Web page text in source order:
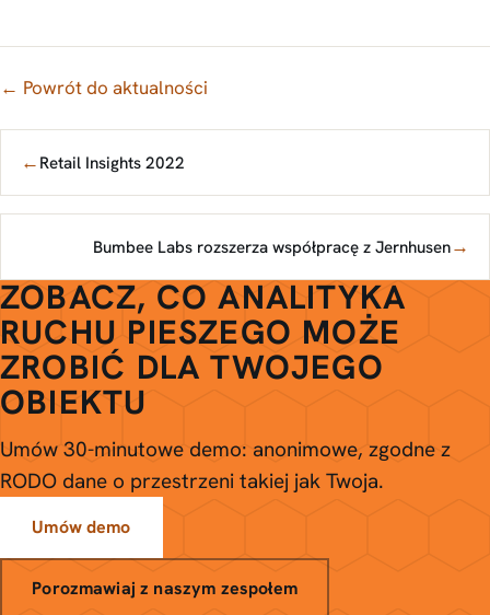
← Powrót do aktualności
← Retail Insights 2022
Bumbee Labs rozszerza współpracę z Jernhusen→
ZOBACZ, CO ANALITYKA
RUCHU PIESZEGO MOŻE
ZROBIĆ DLA TWOJEGO
OBIEKTU
Umów 30-minutowe demo: anonimowe, zgodne z
RODO dane o przestrzeni takiej jak Twoja.
Umów demo
Porozmawiaj z naszym zespołem